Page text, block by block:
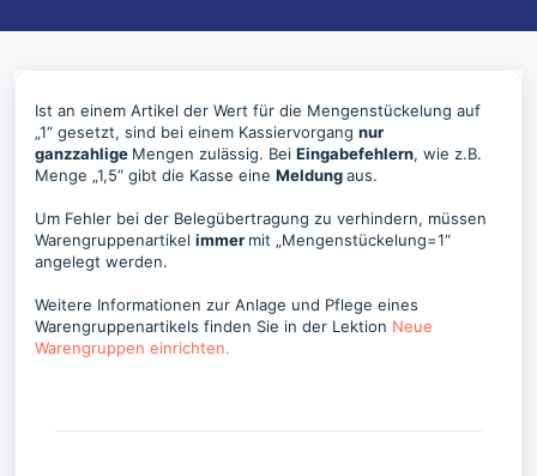
Ist an einem Artikel der Wert für die Mengenstückelung auf
„1“ gesetzt, sind bei einem Kassiervorgang nur
ganzzahlige Mengen zulässig. Bei Eingabefehlern, wie z.B.
Menge „1,5“ gibt die Kasse eine Meldungaus.
Um Fehler bei der Belegübertragung zu verhindern, müssen
Warengruppenartikel immer mit „Mengenstückelung=1“
angelegt werden.
Weitere Informationen zur Anlage und Pflege eines
Warengruppenartikels finden Sie in der Lektion Neue
Warengruppen einrichten.